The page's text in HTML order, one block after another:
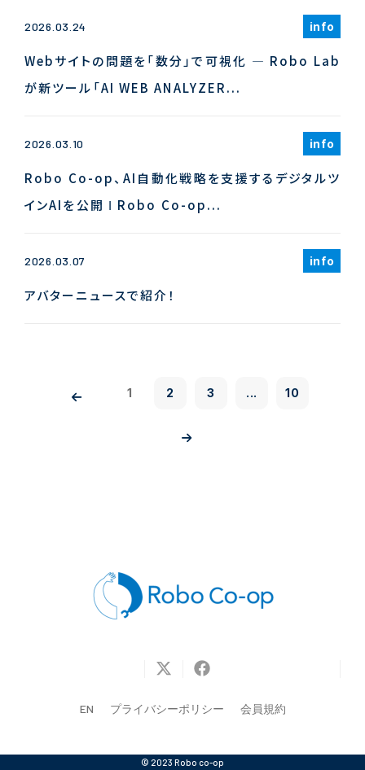
2026.03.24 info
Webサイトの問題を「数分」で可視化 ― Robo Lab
が新ツール「AI WEB ANALYZER...
2026.03.10 info
Robo Co-op、AI自動化戦略を支援するデジタルツ
インAIを公開 Ι Robo Co-op...
2026.03.07 info
アバターニュースで紹介！
1 2 3 ... 10
EN プライバシーポリシー 会員規約
© 2023 Robo co-op